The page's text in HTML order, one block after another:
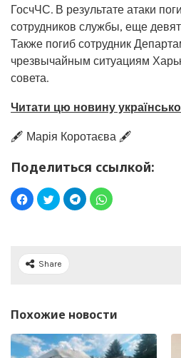
ГосчЧС. В результате атаки
сотрудников службы, еще
Также погиб сотрудник
чрезвычайным ситуациям
совета.
Читати цю новину
🖋️ Марія Коротаєва 🖋️
Поделиться ссылкой:
Share
Похожие новости